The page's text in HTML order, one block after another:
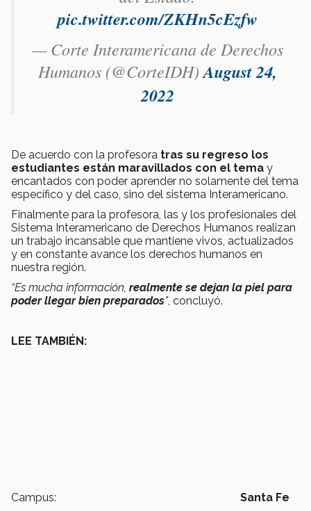
pic.twitter.com/ZKHn5cEzfw
— Corte Interamericana de Derechos
Humanos (@CorteIDH)August 24,
2022
De acuerdo con la profesora tras su regreso los
estudiantes están maravillados con el tema y
encantados con poder aprender no solamente del tema
específico y del caso, sino del sistema Interamericano.
Finalmente para la profesora, las y los profesionales del
Sistema Interamericano de Derechos Humanos realizan
un trabajo incansable que mantiene vivos, actualizados
y en constante avance los derechos humanos en
nuestra región.
“Es mucha información, realmente se dejan la piel para
poder llegar bien preparados”, concluyó.
LEE TAMBIÉN:
Campus: Santa Fe